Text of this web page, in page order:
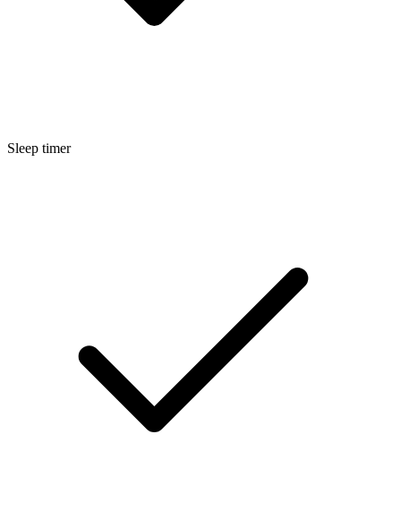
Sleep timer